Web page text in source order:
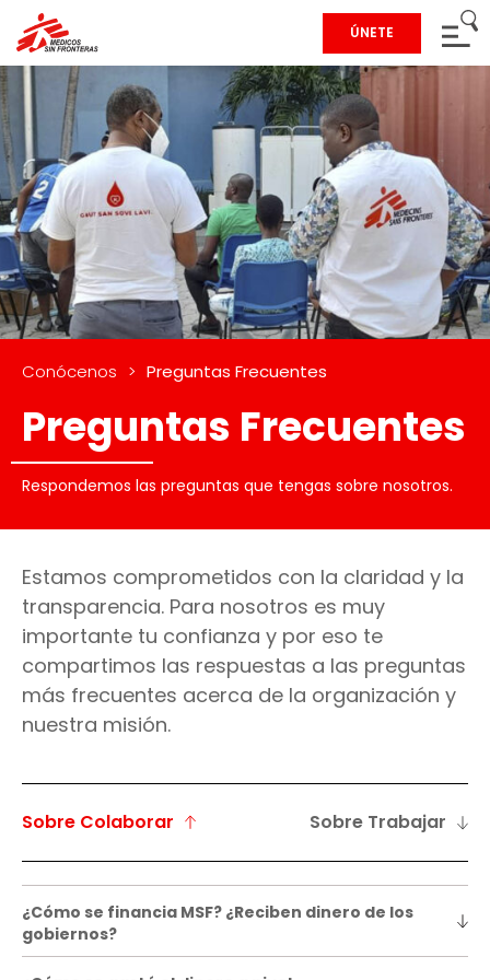
ÚNETE
Conócenos > Preguntas Frecuentes
Preguntas Frecuentes
Respondemos las preguntas que tengas sobre nosotros.
Estamos comprometidos con la claridad y la
transparencia. Para nosotros es muy
importante tu confianza y por eso te
compartimos las respuestas a las preguntas
más frecuentes acerca de la organización y
nuestra misión.
Sobre Colaborar Sobre Trabajar
¿Cómo se financia MSF? ¿Reciben dinero de los
gobiernos?